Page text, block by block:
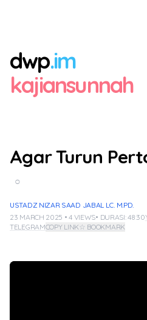
dwp.im
kajiansunnah
Agar Turun
○
USTADZ NIZAR SAAD JABAL LC. M.PD.
23 MARCH 2025 • 4 VIEWS• DURASI: 48:30
TELEGRAMCOPY LINK☆ BOOKMARK